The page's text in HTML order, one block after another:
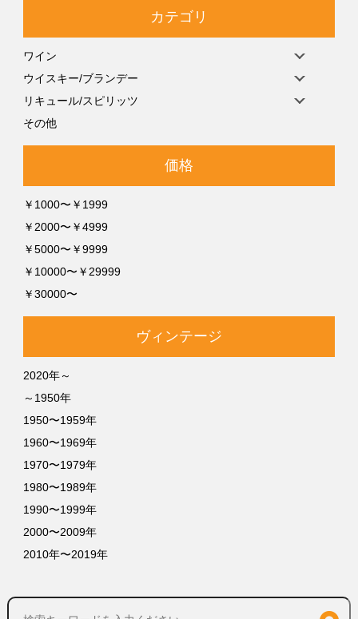
カテゴリ
ワイン
ウイスキー/ブランデー
リキュール/スピリッツ
その他
価格
￥1000〜￥1999
￥2000〜￥4999
￥5000〜￥9999
￥10000〜￥29999
￥30000〜
ヴィンテージ
2020年～
～1950年
1950〜1959年
1960〜1969年
1970〜1979年
1980〜1989年
1990〜1999年
2000〜2009年
2010年〜2019年